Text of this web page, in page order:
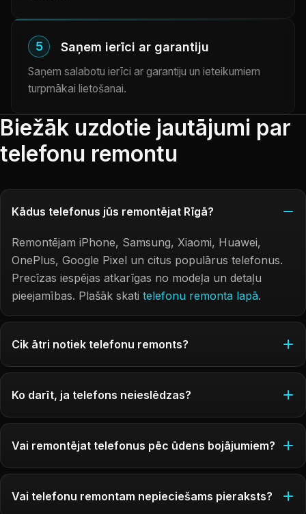
5 Saņem ierīci ar garantiju
Saņem salabotu ierīci ar garantiju un ieteikumiem
turpmākai lietošanai.
Biežāk uzdotie jautājumi par
telefonu remontu
Kādus telefonus jūs remontējat Rīgā?
Remontējam iPhone, Samsung, Xiaomi, Huawei,
OnePlus, Google Pixel un citus populārus telefonus.
Precīzas iespējas atkarīgas no modeļa un detaļu
pieejamības. Plašāk skati telefonu remonta lapā.
Cik ātri notiek telefonu remonts?
Ko darīt, ja telefons neieslēdzas?
Vai remontējat telefonus pēc ūdens bojājumiem?
Vai telefonu remontam nepieciešams pieraksts?